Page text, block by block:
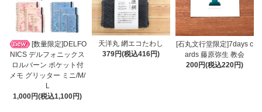
[数量限定]DELFO
NICS デルフォニックス
ロルバーン ポケット付
メモ グリッター ミニ/M/
L
1,000円(税込1,100円)
天洋丸 網エコたわし
379円(税込416円)
[石丸文行堂限定]7days c
ards 藤原弥生 教会
200円(税込220円)